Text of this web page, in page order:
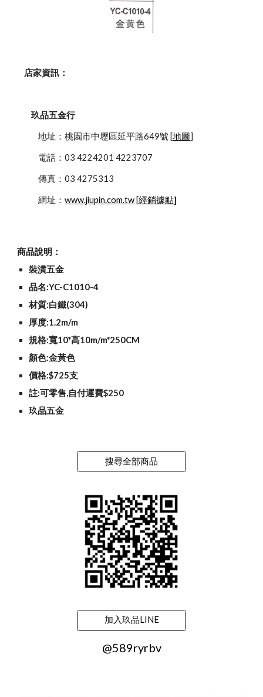
    店家資訊：
玖品五金行
            地址：桃園市中壢區延平路649號 [
地圖]
            電話：03 4224201 4223707
            傳真：03 4275313
            網址：
www.jiupin.com.tw [經銷據點]
商品說明：
裝潢五金
品名:YC-C1010-4
材質:白鐵(304)
厚度:1.2m/m
規格:寬10*高10m/m*250CM
顏色:金黃色
價格:$725支
註:可零售,自付運費$250
玖品五金
搜尋全部商品
加入玖品LINE
@589ryrbv